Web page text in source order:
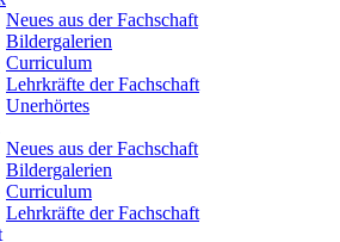
Neues aus der Fachschaft
Bildergalerien
Curriculum
Lehrkräfte der Fachschaft
Unerhörtes
Neues aus der Fachschaft
Bildergalerien
Curriculum
Lehrkräfte der Fachschaft